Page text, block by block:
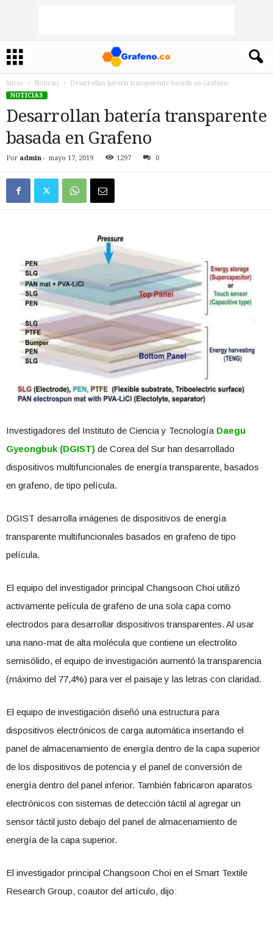
Inicio Noticias
Desarrollan batería transparente basada en Grafeno
NOTICIAS
Desarrollan batería transparente
basada en Grafeno
Por admin - mayo 17, 2019 1297 0
Investigadores del Instituto de Ciencia y Tecnología Daegu
Gyeongbuk (DGIST) de Corea del Sur han desarrollado
dispositivos multifuncionales de energía transparente, basados ​​
en grafeno, de tipo película.
DGIST desarrolla imágenes de dispositivos de energía
transparente multifuncionales basados ​​en grafeno de tipo
película.
El equipo del investigador principal Changsoon Choi utilizó
activamente película de grafeno de una sola capa como
electrodos para desarrollar dispositivos transparentes. Al usar
una nano-mat de alta molécula que contiene un electrolito
semisólido, el equipo de investigación aumentó la transparencia
(máximo del 77,4%) para ver el paisaje y las letras con claridad.
El equipo de investigación diseñó una estructura para
dispositivos electrónicos de carga automática insertando el
panel de almacenamiento de energía dentro de la capa superior
de los dispositivos de potencia y el panel de conversión de
energía dentro del panel inferior. También fabricaron aparatos
electrónicos con sistemas de detección táctil al agregar un
sensor táctil justo debajo del panel de almacenamiento de
energía de la capa superior.
El investigador principal Changsoon Choi en el Smart Textile
Research Group, coautor del artículo, dijo: